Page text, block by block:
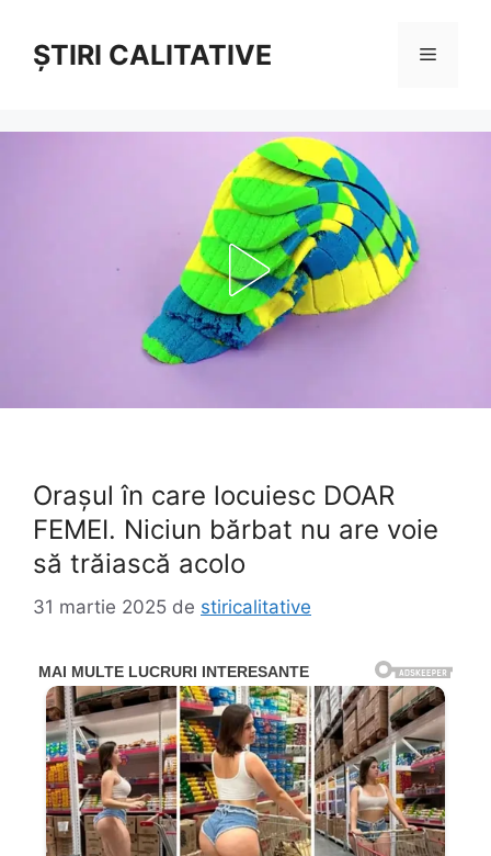
conținutȘTIRI CALITATIVE Meniu
Orașul în care locuiesc DOAR
FEMEI. Niciun bărbat nu are voie
să trăiască acolo
31 martie 2025 de stiricalitative